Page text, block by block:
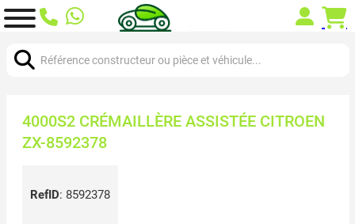
4000S2 CRÉMAILLÈRE ASSISTÉE CITROEN
ZX-8592378
RefID: 8592378